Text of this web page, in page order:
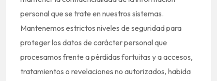
personal que se trate en nuestros sistemas.
Mantenemos estrictos niveles de seguridad para
proteger los datos de carácter personal que
procesamos frente a pérdidas fortuitas y a accesos,
tratamientos o revelaciones no autorizados, habida